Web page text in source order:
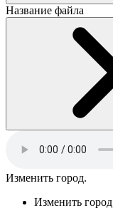
Название файла
Изменить город.
Изменить город